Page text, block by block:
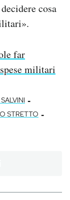
cosa
far
militari
-
STRETTO -